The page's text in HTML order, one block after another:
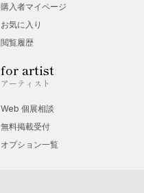
購入者マイページ
お気に入り
閲覧履歴
for artist
アーティスト
Web 個展相談
無料掲載受付
オプション一覧